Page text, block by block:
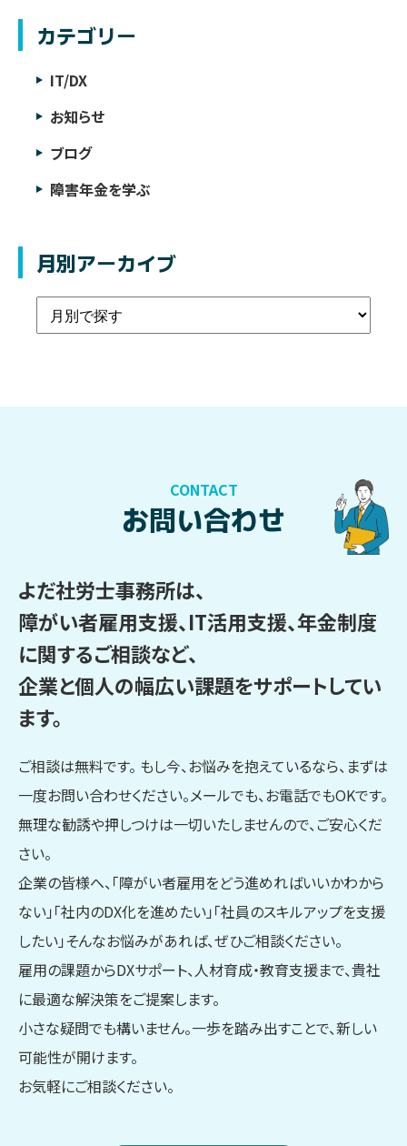
カテゴリー
IT/DX
お知らせ
ブログ
障害年金を学ぶ
月別アーカイブ
CONTACT
お問い合わせ
よだ社労士事務所は、
障がい者雇用支援、IT活用支援、年金制度
に関するご相談など、
企業と個人の幅広い課題をサポートしてい
ます。
ご相談は無料です。 もし今、お悩みを抱えているなら、まずは
一度お問い合わせください。メールでも、お電話でもOKです。
無理な勧誘や押しつけは一切いたしませんので、ご安心くだ
さい。
企業の皆様へ、「障がい者雇用をどう進めればいいかわから
ない」「社内のDX化を進めたい」「社員のスキルアップを支援
したい」そんなお悩みがあれば、ぜひご相談ください。
雇用の課題からDXサポート、人材育成・教育支援まで、貴社
に最適な解決策をご提案します。
小さな疑問でも構いません。一歩を踏み出すことで、新しい
可能性が開けます。
お気軽にご相談ください。